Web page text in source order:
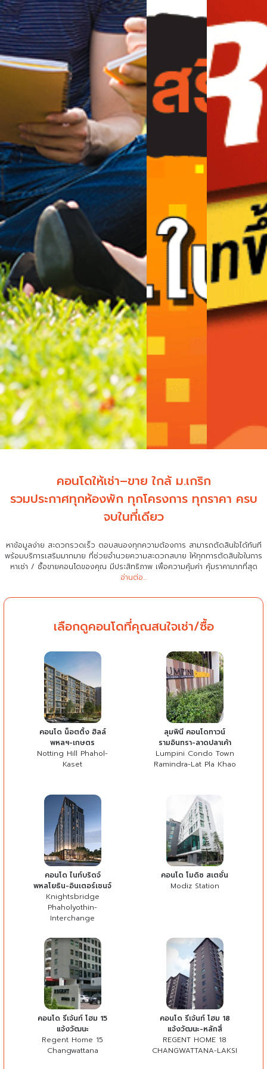
คอนโดให้เช่า–ขาย ใกล้ ม.เกริก
รวมประกาศทุกห้องพัก ทุกโครงการ ทุกราคา ครบ
จบในที่เดียว
หาข้อมูลง่าย สะดวกรวดเร็ว ตอบสนองทุกความต้องการ สามารถตัดสินใจได้ทันที
พร้อมบริการเสริมมากมาย ที่ช่วยอำนวยความสะดวกสบาย ให้ทุกการตัดสินใจในการ
หาเช่า / ซื้อขายคอนโดของคุณ มีประสิทธิภาพ เพื่อความคุ้มค่า คุ้มราคามากที่สุด
อ่านต่อ...
เลือกดูคอนโดที่คุณสนใจเช่า/ซื้อ
คอนโด น็อตติ้ง ฮิลล์
พหลฯ-เกษตร
Notting Hill Phahol-
Kaset
ลุมพินี คอนโดทาวน์
รามอินทรา-ลาดปลาเค้า
Lumpini Condo Town
Ramindra-Lat Pla Khao
คอนโด ไนท์บริดจ์
พหลโยธิน-อินเตอร์เชนจ์
Knightsbridge
Phaholyothin-
Interchange
คอนโด โมดิซ สเตชั่น
Modiz Station
คอนโด รีเจ้นท์ โฮม 15
แจ้งวัฒนะ
Regent Home 15
Changwattana
คอนโด รีเจ้นท์ โฮม 18
แจ้งวัฒนะ-หลักสี่
REGENT HOME 18
CHANGWATTANA-LAKSI